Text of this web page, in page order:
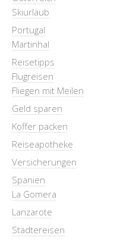
Skiurlaub
Portugal
Martinhal
Reisetipps
Flugreisen
Fliegen mit Meilen
Geld sparen
Koffer packen
Reiseapotheke
Versicherungen
Spanien
La Gomera
Lanzarote
Städtereisen